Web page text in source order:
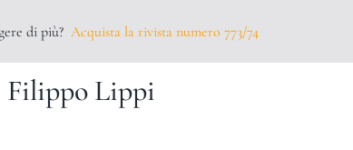
di più? Acquista la rivista numero 773/74
Filippo Lippi